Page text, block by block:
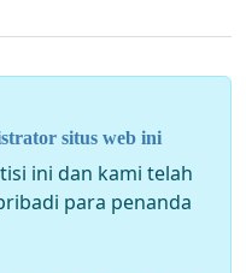
situs web ini
ini dan kami telah
para penanda